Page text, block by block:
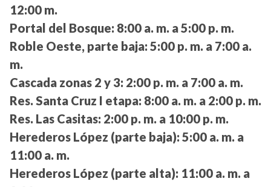
12:00 m.
Portal del Bosque: 8:00 a. m. a 5:00 p. m.
Roble Oeste, parte baja: 5:00 p. m. a 7:00 a.
m.
Cascada zonas 2 y 3: 2:00 p. m. a 7:00 a. m.
Res. Santa Cruz I etapa: 8:00 a. m. a 2:00 p. m.
Res. Las Casitas: 2:00 p. m. a 10:00 p. m.
Herederos López (parte baja): 5:00 a. m. a
11:00 a. m.
Herederos López (parte alta): 11:00 a. m. a